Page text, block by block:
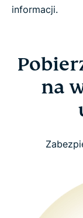
informacji.
na